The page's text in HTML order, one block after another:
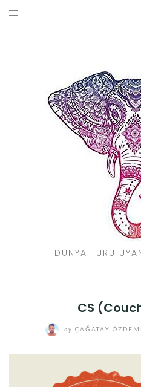
Skip
DÜNYA TURU
CS
by ÇAĞATAY
SEYAHAT REHBERI